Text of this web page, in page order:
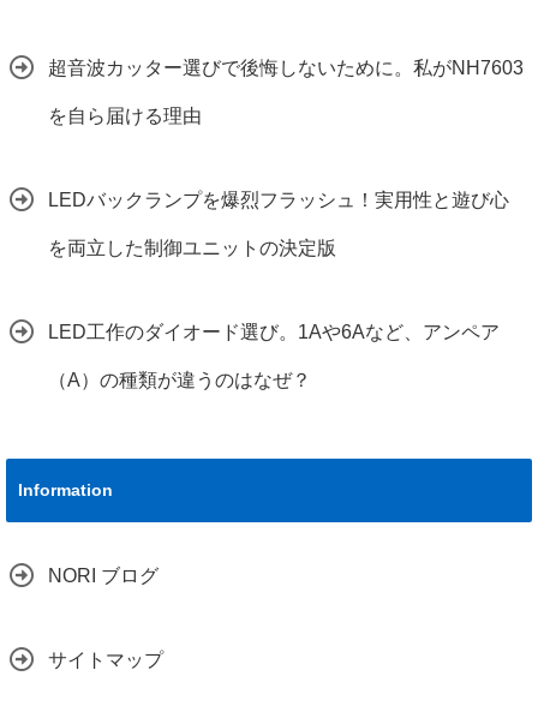
超音波カッター選びで後悔しないために。私がNH7603
を自ら届ける理由
LEDバックランプを爆烈フラッシュ！実用性と遊び心
を両立した制御ユニットの決定版
LED工作のダイオード選び。1Aや6Aなど、アンペア
（A）の種類が違うのはなぜ？
Information
NORI ブログ
サイトマップ